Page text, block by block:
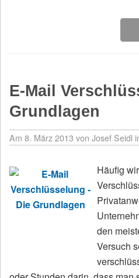
E-Mail
Grundlagen
Am 8. März 2013 von Josef Seidl
Häufig
den
Versuch